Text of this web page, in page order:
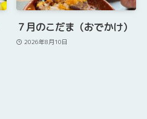
７月のこだま（おでかけ）
2026年8月10日